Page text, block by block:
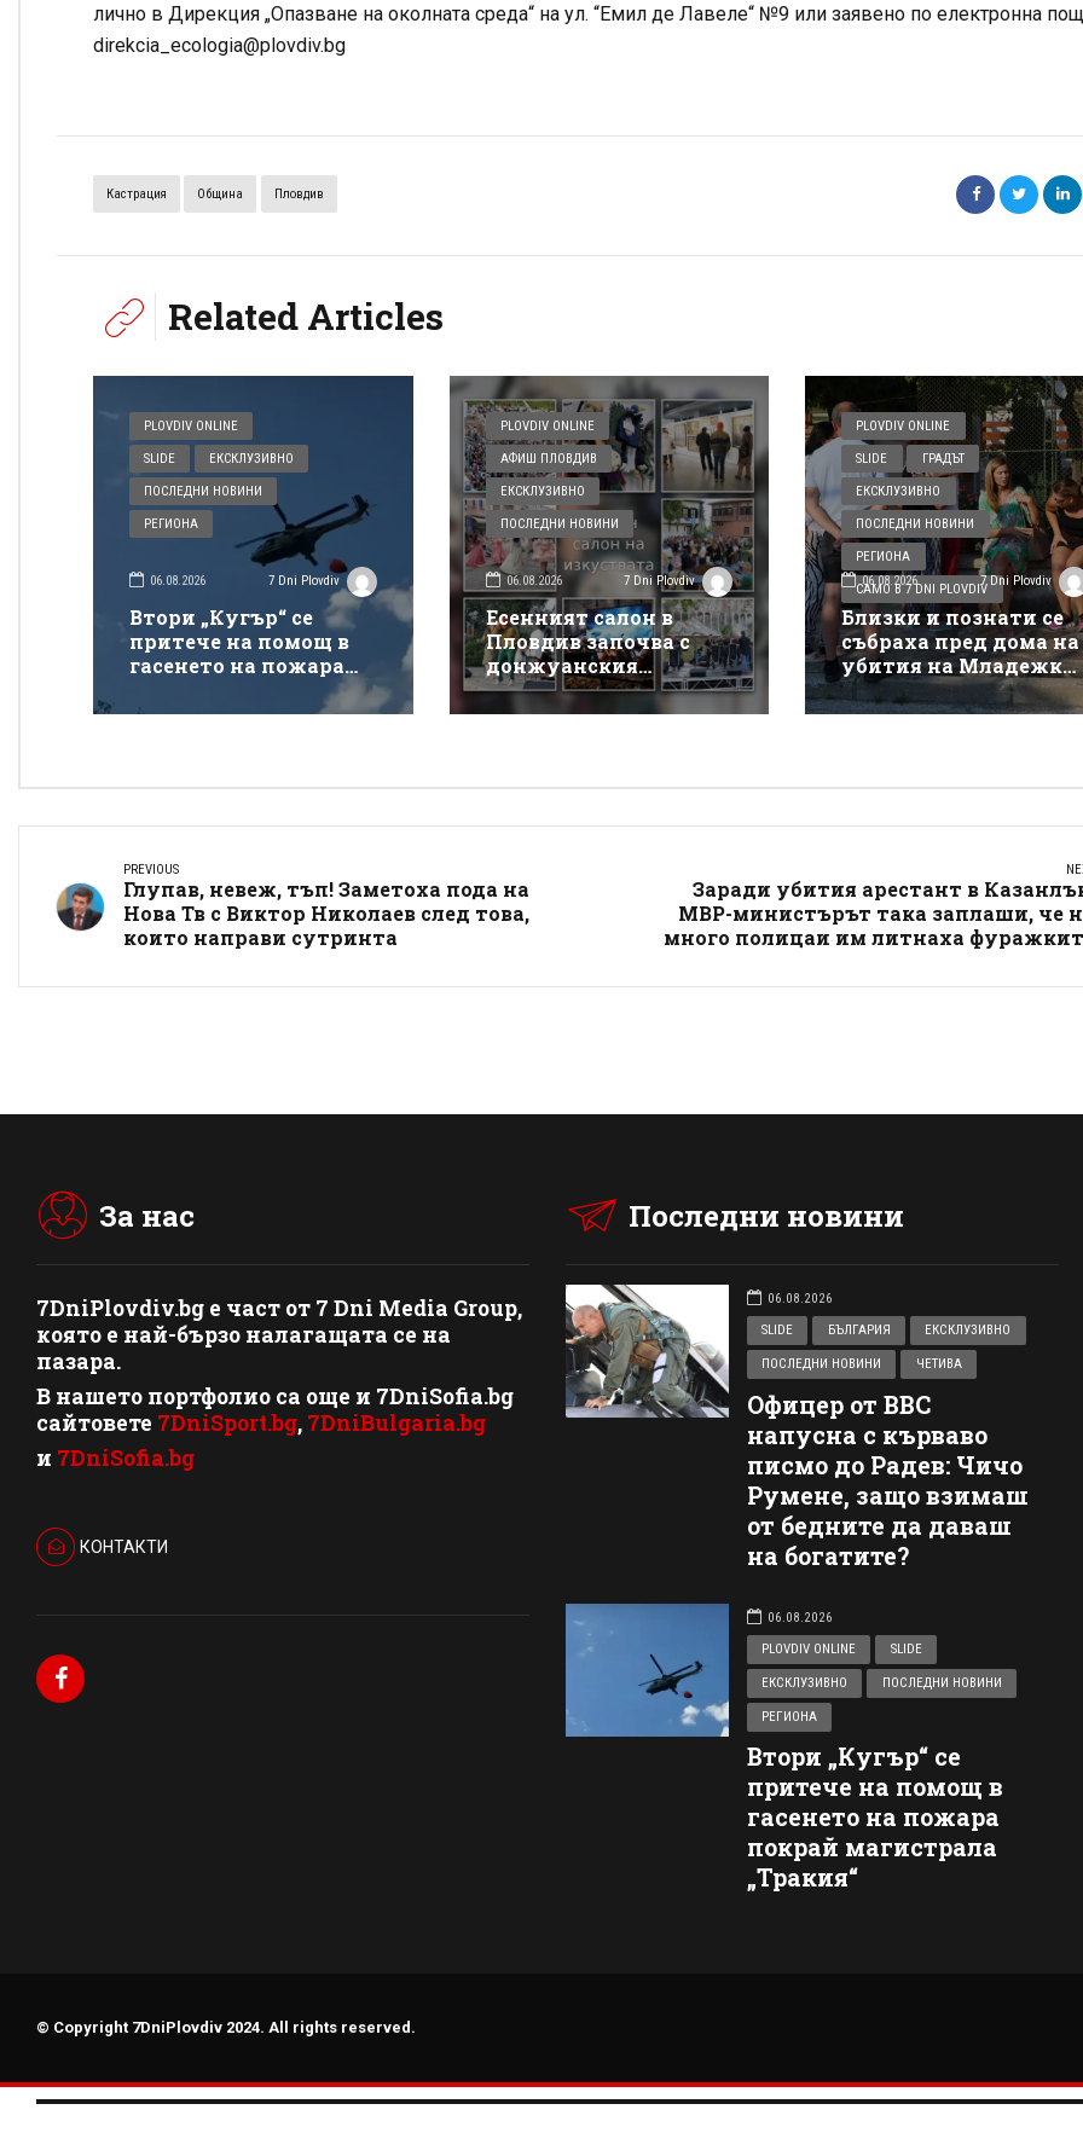
лично в Дирекция „Опазване на околната среда“ на ул. “Емил де Лавеле“ №9 или заявено по електронна
direkcia_ecologia@plovdiv.bg
Кастрация Община Пловдив
Related Articles
PLOVDIV ONLINE
SLIDE ЕКСКЛУЗИВНО
ПОСЛЕДНИ НОВИНИ
РЕГИОНА
06.08.2026 7 Dni Plovdiv
Втори „Кугър“ се
притече на помощ в
гасенето на пожара
покрай магистрала
„Тракия“
PLOVDIV ONLINE
АФИШ ПЛОВДИВ
ЕКСКЛУЗИВНО
ПОСЛЕДНИ НОВИНИ
06.08.2026 7 Dni Plovdiv
Есенният салон в
Пловдив започва с
донжуанския
спектакъл на Деян
Донков
PLOVDIV ONLINE
SLIDE ГРАДЪТ
ЕКСКЛУЗИВНО
ПОСЛЕДНИ НОВИНИ
РЕГИОНА
САМО В 7 DNI PLOVDIV
06.08.2026 7 Dni Plovdiv
Близки и познати се
събраха пред дома на
убития на Младежки
хълм: Не е педофил,
търсеше си
PREVIOUS
Глупав, невеж, тъп! Заметоха пода на
Нова Тв с Виктор Николаев след това,
които направи сутринта
Заради убития арестант в
МВР-министърът така заплаши, че
много полицаи им литнаха
За нас
7DniPlovdiv.bg e част от 7 Dni Media Group,
която е най-бързо налагащата се на
пазара.
В нашето портфолио са още и 7DniSofia.bg
сайтовете 7DniSport.bg, 7DniBulgaria.bg
и 7DniSofia.bg
КОНТАКТИ
Последни новини
06.08.2026
SLIDE
БЪЛГАРИЯ ЕКСКЛУЗИВНО
ПОСЛЕДНИ НОВИНИ ЧЕТИВА
Офицер от ВВС
напусна с кърваво
писмо до Радев: Чичо
Румене, защо взимаш
от бедните да даваш
на богатите?
06.08.2026
PLOVDIV ONLINE
SLIDE
ЕКСКЛУЗИВНО ПОСЛЕДНИ НОВИНИ
РЕГИОНА
Втори „Кугър“ се
притече на помощ в
гасенето на пожара
покрай магистрала
„Тракия“
© Copyright 7DniPlovdiv 2024. All rights reserved.